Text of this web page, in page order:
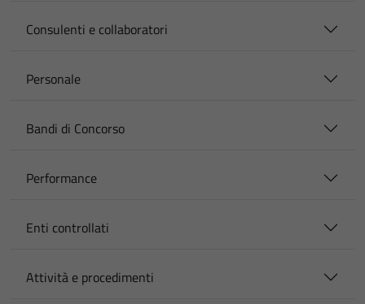
Consulenti e collaboratori
Personale
Bandi di Concorso
Performance
Enti controllati
Attività e procedimenti